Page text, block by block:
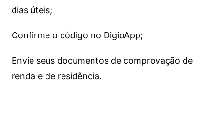
dias úteis;
Confirme o código no DigioApp;
Envie seus documentos de comprovação de
renda e de residência.